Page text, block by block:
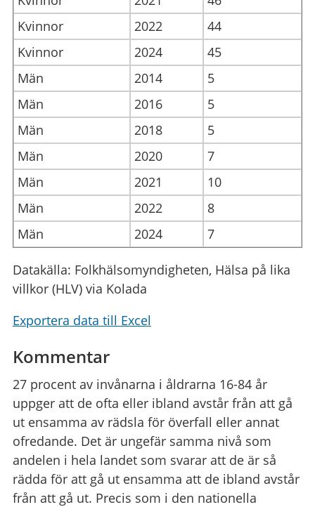
Kvinnor
2022
44
Kvinnor
2024
45
Män
2014
5
Män
2016
5
Män
2018
5
Män
2020
7
Män
2021
10
Män
2022
8
Män
2024 7
Datakälla: Folkhälsomyndigheten, Hälsa på lika
villkor (HLV) via Kolada
Exportera data till Excel
Kommentar
27 procent av invånarna i åldrarna 16-84 år
uppger att de ofta eller ibland avstår från att gå
ut ensamma av rädsla för överfall eller annat
ofredande. Det är ungefär samma nivå som
andelen i hela landet som svarar att de är så
rädda för att gå ut ensamma att de ibland avstår
från att gå ut. Precis som i den nationella